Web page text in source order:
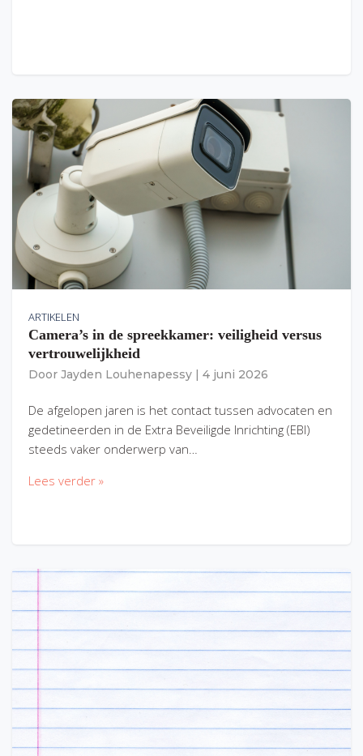
ARTIKELEN
Camera’s in de spreekkamer: veiligheid versus
vertrouwelijkheid
Door Jayden Louhenapessy 4 juni 2026
De afgelopen jaren is het contact tussen advocaten en
gedetineerden in de Extra Beveiligde Inrichting (EBI)
steeds vaker onderwerp van…
Lees verder »